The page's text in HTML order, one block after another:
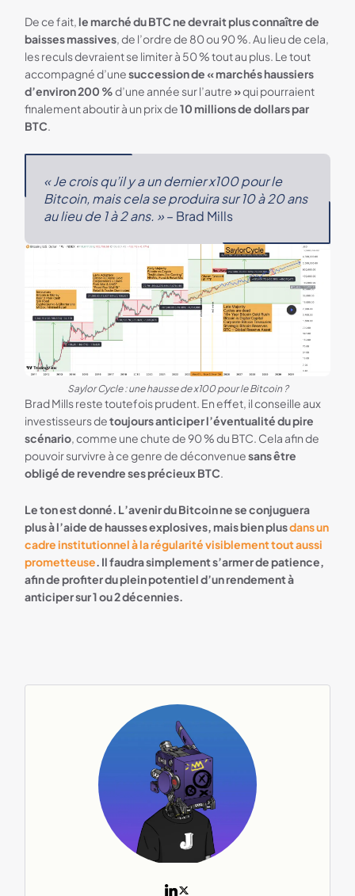
De ce fait, le marché du BTC ne devrait plus connaître de
baisses massives, de l’ordre de 80 ou 90 %. Au lieu de cela,
les reculs devraient se limiter à 50 % tout au plus. Le tout
accompagné d’unesuccession de « marchés haussiers
d’environ 200 %d’une année sur l’autre »qui pourraient
finalement aboutir à un prix de10 millions de dollars par
BTC.
« Je crois qu’il y a un dernier x100 pour le
Bitcoin, mais cela se produira sur 10 à 20 ans
au lieu de 1 à 2 ans. »– Brad Mills
Saylor Cycle : une hausse de x100 pour le Bitcoin ?
Brad Mills reste toutefois prudent. En effet, il conseille aux
investisseurs detoujours anticiper l’éventualité du pire
scénario, comme une chute de 90 % du BTC. Cela afin de
pouvoir survivre à ce genre de déconvenuesans être
obligé de revendre ses précieux BTC.
Le ton est donné. L’avenir du Bitcoin ne se conjuguera
plus à l’aide de hausses explosives, mais bien plusdans un
cadre institutionnel à la régularité visiblement tout aussi
prometteuse. Il faudra simplement s’armer de patience,
afin de profiter du plein potentiel d’un rendement à
anticiper sur 1 ou 2 décennies.